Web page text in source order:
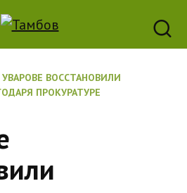
УВАРОВЕ ВОССТАНОВИЛИ
ПРОКУРАТУРЕ